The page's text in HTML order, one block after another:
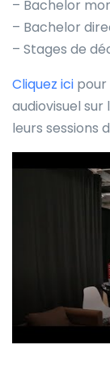
– Bachelor
– Bachelor
– Stages de
Cliquez ici
audiovisuel
leurs sessions